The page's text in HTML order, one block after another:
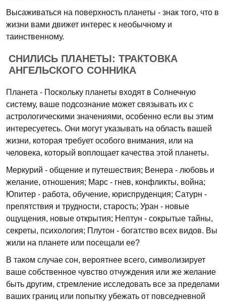
Высаживаться на поверхность планеты - знак того, что в
жизни вами движет интерес к необычному и
таинственному.
СНИЛИСЬ ПЛАНЕТЫ: ТРАКТОВКА
АНГЕЛЬСКОГО СОННИКА
Планета - Поскольку планеты входят в Солнечную
систему, ваше подсознание может связывать их с
астрологическими значениями, особенно если вы этим
интересуетесь. Они могут указывать на область вашей
жизни, которая требует особого внимания, или на
человека, который воплощает качества этой планеты.
Меркурий - общение и путешествия; Венера - любовь и
желание, отношения; Марс - гнев, конфликты, война;
Юпитер - работа, обучение, юриспруденция; Сатурн -
препятствия и трудности, старость; Уран - новые
ощущения, новые открытия; Нептун - сокрытые тайны,
секреты, психология; Плутон - богатство всех видов. Вы
жили на планете или посещали ее?
В таком случае сон, вероятнее всего, символизирует
ваше собственное чувство отчуждения или же желание
быть другим, стремление исследовать все за пределами
ваших границ или попытку убежать от повседневной